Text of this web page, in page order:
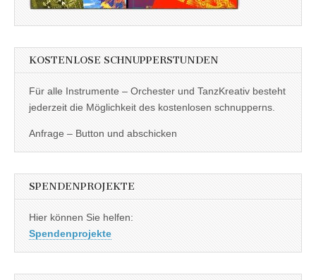
KOSTENLOSE SCHNUPPERSTUNDEN
Für alle Instrumente – Orchester und TanzKreativ besteht
jederzeit die Möglichkeit des kostenlosen schnupperns.
Anfrage – Button und abschicken
SPENDENPROJEKTE
Hier können Sie helfen:
Spendenprojekte